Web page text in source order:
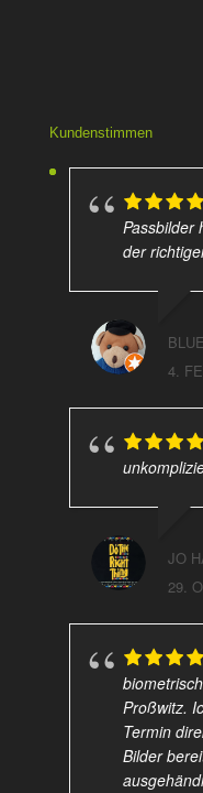
Kundenstimmen
Passbilder
der
4.
JO
29.
Proßwitz.
Termin
Bilder